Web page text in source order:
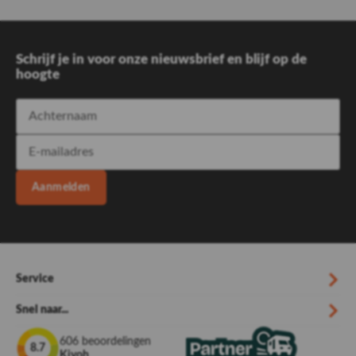
Schrijf je in voor onze nieuwsbrief en blijf op de
hoogte
Aanmelden
Service
Snel naar...
8.7
606 beoordelingen